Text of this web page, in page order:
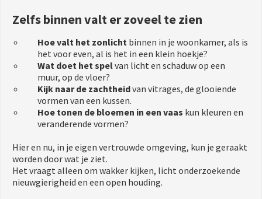
Zelfs binnen valt er zoveel te zien
Hoe valt het zonlicht binnen in je woonkamer, als is
het voor even, al is het in een klein hoekje?
Wat doet het spelvan licht en schaduw op een
muur, op de vloer?
Kijk naar de zachtheidvan vitrages, de glooiende
vormen van een kussen.
Hoe tonen de bloemen in een vaas kun kleuren en
veranderende vormen?
Hier en nu, in je eigen vertrouwde omgeving, kun je geraakt
worden door wat je ziet.
Het vraagt alleen om wakker kijken, licht onderzoekende
nieuwgierigheid en een open houding.